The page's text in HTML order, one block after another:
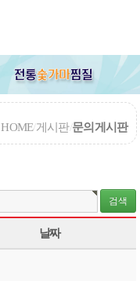
HOME/게시판/문의게시판
날짜